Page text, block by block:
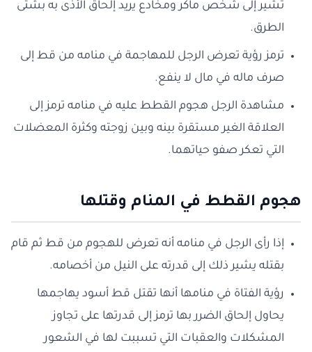
تشير إلى شخص ماكر ومخادع يريد إلحاق الأذى به بشتى
الطرق.
ترمز رؤية تعرض الرجل للمهاجمة في منامه من قط إلى
صرف ماله في مال لا ينفع.
مشاهدة الرجل هجوم القطط عليه في منامه ترمز إلى
العلاقة الغير مستقرة بينه وبين زوجته وكثرة المعضلات
التي تعكر صفو حياتهما.
هجوم القطط في المنام وقتلها
إذا رأى الرجل في منامه أنه تعرض للهجوم من قط ثم قام
بقتله يشير ذلك إلى قدرته على النيل من أخصامه.
رؤية الفتاة في منامها أنها تقتل قط أسود يهاجمها
يحاول إلحاق الضرر بها ترمز إلى قدرتها على تجاوز
المشكلات والعقبات التي تسببت لها في الشعور